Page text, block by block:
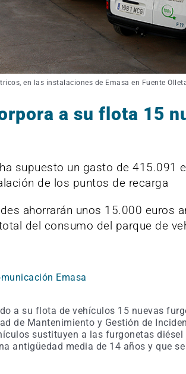
en las instalaciones de Emasa en Fuente
a su flota 15
supuesto un gasto de 415.091
de los puntos de recarga
ahorrarán unos 15.000 euros
del consumo del parque de
Emasa
a su flota de vehículos 15 nuevas
de Mantenimiento y Gestión de
sustituyen a las furgonetas diésel
antigüedad media de 14 años y que